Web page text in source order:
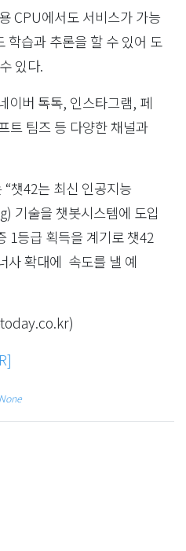
CPU에서도 서비스가 가능
학습과 추론을 할 수 있어 도
있다.
이버 톡톡, 인스타그램, 페
트 팀즈 등 다양한 채널과
챗42는 최신 인공지능
술을 챗봇시스템에 도입
1등급 획득을 계기로 챗42
사 확대에 속도를 낼 예
)
None